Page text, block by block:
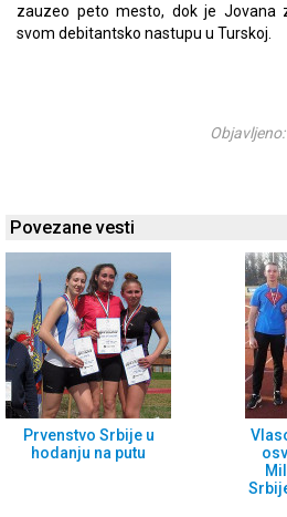
zauzeo peto mesto, dok je Jovana
svom debitantsko nastupu u Turskoj.
Objavljeno:
Povezane vesti
Prvenstvo Srbije u
hodanju na putu